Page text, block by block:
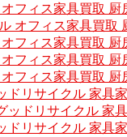
フィス家具買取 厨
オフィス家具買取
フィス家具買取 厨
フィス家具買取 厨
フィス家具買取 厨
ドリサイクル 家具
ッドリサイクル 家
ドリサイクル 家具